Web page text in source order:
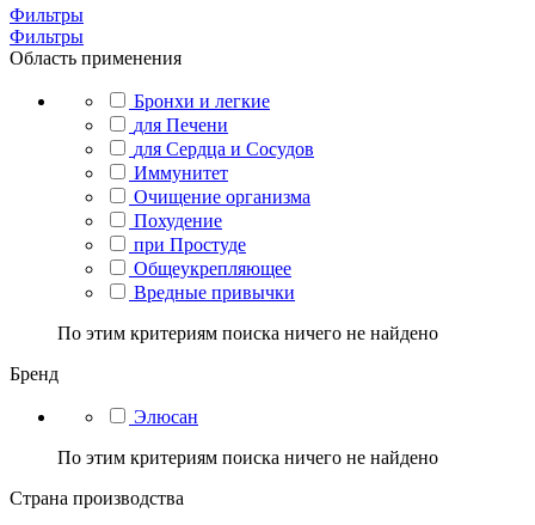
Фильтры
Фильтры
Область применения
Бронхи и легкие
для Печени
для Сердца и Сосудов
Иммунитет
Очищение организма
Похудение
при Простуде
Общеукрепляющее
Вредные привычки
По этим критериям поиска ничего не найдено
Бренд
Элюсан
По этим критериям поиска ничего не найдено
Страна производства